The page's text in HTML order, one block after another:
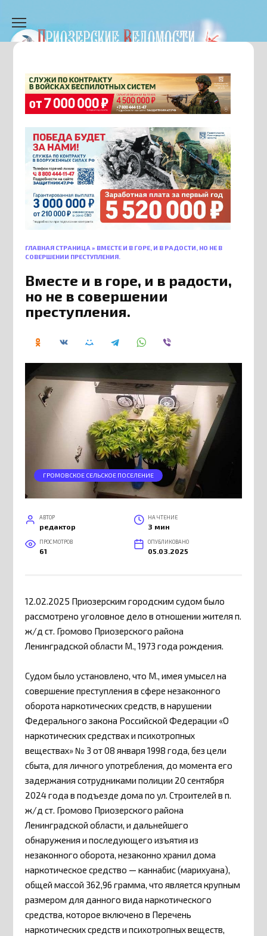
содержанию
ГЛАВНАЯ СТРАНИЦА » ВМЕСТЕ И В ГОРЕ, И В РАДОСТИ, НО НЕ В
СОВЕРШЕНИИ ПРЕСТУПЛЕНИЯ.
Вместе и в горе, и в радости,
но не в совершении
преступления.
ГРОМОВСКОЕ СЕЛЬСКОЕ ПОСЕЛЕНИЕ
АВТОР
редактор
НА ЧТЕНИЕ
3 мин
ПРОСМОТРОВ
61
ОПУБЛИКОВАНО
05.03.2025
12.02.2025 Приозерским городским судом было
рассмотрено уголовное дело в отношении жителя п.
ж/д ст. Громово Приозерского района
Ленинградской области М., 1973 года рождения.
Судом было установлено, что М., имея умысел на
совершение преступления в сфере незаконного
оборота наркотических средств, в нарушении
Федерального закона Российской Федерации «О
наркотических средствах и психотропных
веществах» № 3 от 08 января 1998 года, без цели
сбыта, для личного употребления, до момента его
задержания сотрудниками полиции 20 сентября
2024 года в подъезде дома по ул. Строителей в п.
ж/д ст. Громово Приозерского района
Ленинградской области, и дальнейшего
обнаружения и последующего изъятия из
незаконного оборота, незаконно хранил дома
наркотическое средство — каннабис (марихуана),
общей массой 362,96 грамма, что является крупным
размером для данного вида наркотического
средства, которое включено в Перечень
наркотических средств и психотропных веществ,